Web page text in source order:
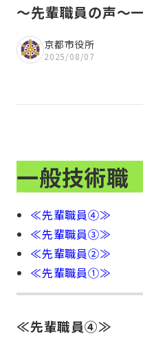
～先輩職員の声〜
京都市役所
2025/08/07
一般技術職
≪先輩職員④≫
≪先輩職員③≫
≪先輩職員②≫
≪先輩職員①≫
≪先輩職員④≫